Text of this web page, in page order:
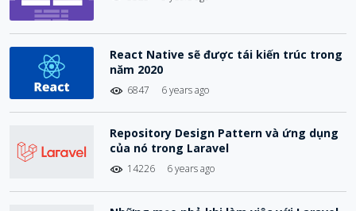
React Native sẽ được tái kiến trúc trong
năm 2020
6847 6 years ago
Repository Design Pattern và ứng dụng
của nó trong Laravel
14226 6 years ago